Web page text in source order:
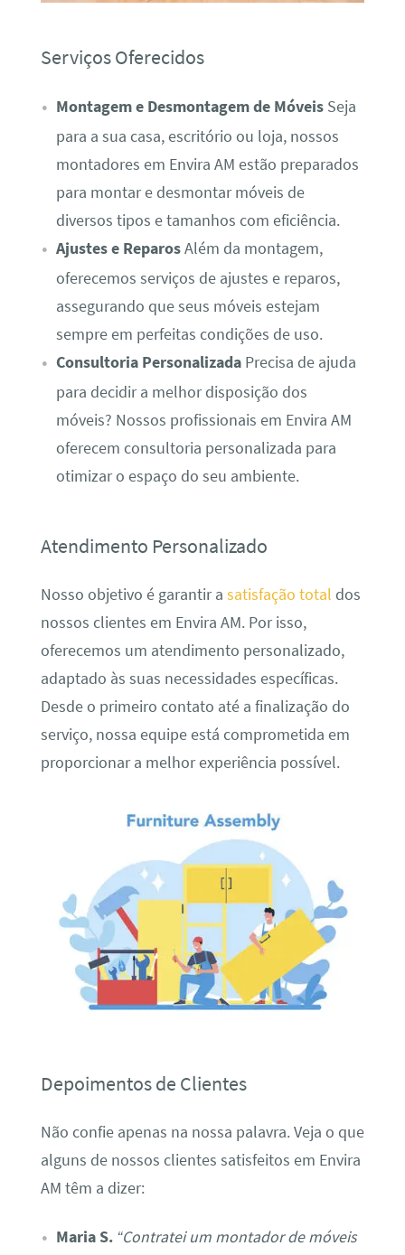
Serviços Oferecidos
Montagem e Desmontagem de MóveisSeja
para a sua casa, escritório ou loja, nossos
montadores em Envira AM estão preparados
para montar e desmontar móveis de
diversos tipos e tamanhos com eficiência.
Ajustes e ReparosAlém da montagem,
oferecemos serviços de ajustes e reparos,
assegurando que seus móveis estejam
sempre em perfeitas condições de uso.
Consultoria PersonalizadaPrecisa de ajuda
para decidir a melhor disposição dos
móveis? Nossos profissionais em Envira AM
oferecem consultoria personalizada para
otimizar o espaço do seu ambiente.
Atendimento Personalizado
Nosso objetivo é garantir a satisfação total dos
nossos clientes em Envira AM. Por isso,
oferecemos um atendimento personalizado,
adaptado às suas necessidades específicas.
Desde o primeiro contato até a finalização do
serviço, nossa equipe está comprometida em
proporcionar a melhor experiência possível.
Depoimentos de Clientes
Não confie apenas na nossa palavra. Veja o que
alguns de nossos clientes satisfeitos em Envira
AM têm a dizer:
Maria S. “Contratei um montador de móveis